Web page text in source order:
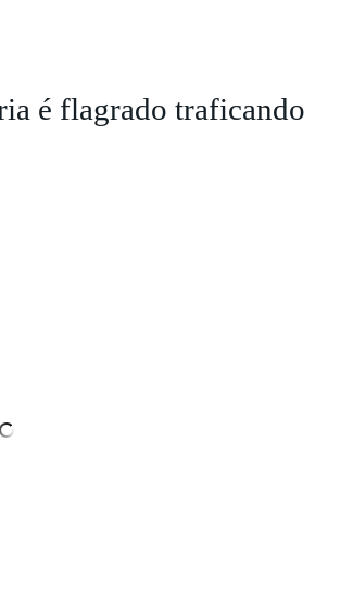
é flagrado traficando